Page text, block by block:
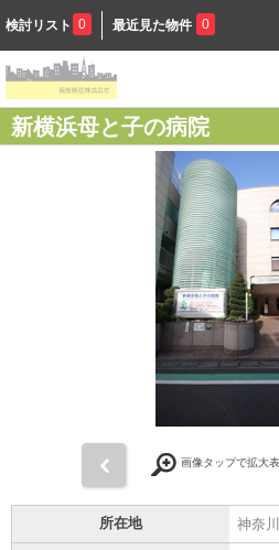
検討リスト 0 最近見た物件 0
新横浜母と子の病院
画像タップで拡大
所在地 神奈